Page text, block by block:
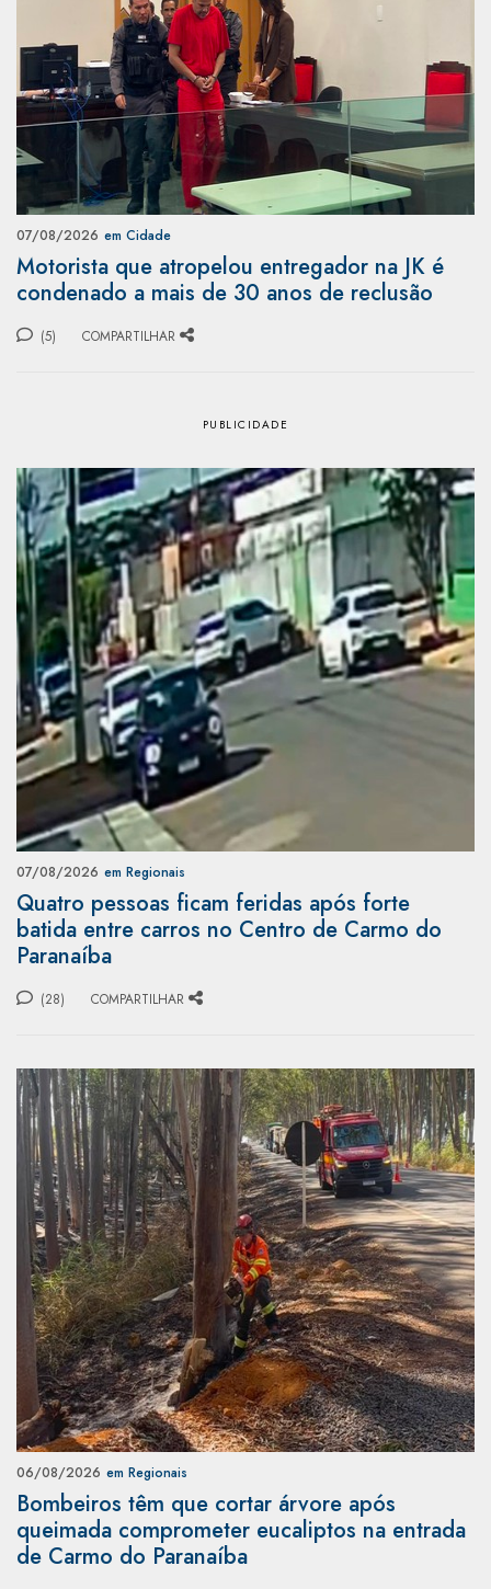
07/08/2026 em Cidade
Motorista que atropelou entregador na JK é
condenado a mais de 30 anos de reclusão
(5) COMPARTILHAR
07/08/2026 em Regionais
Quatro pessoas ficam feridas após forte
batida entre carros no Centro de Carmo do
Paranaíba
(28) COMPARTILHAR
06/08/2026 em Regionais
Bombeiros têm que cortar árvore após
queimada comprometer eucaliptos na entrada
de Carmo do Paranaíba